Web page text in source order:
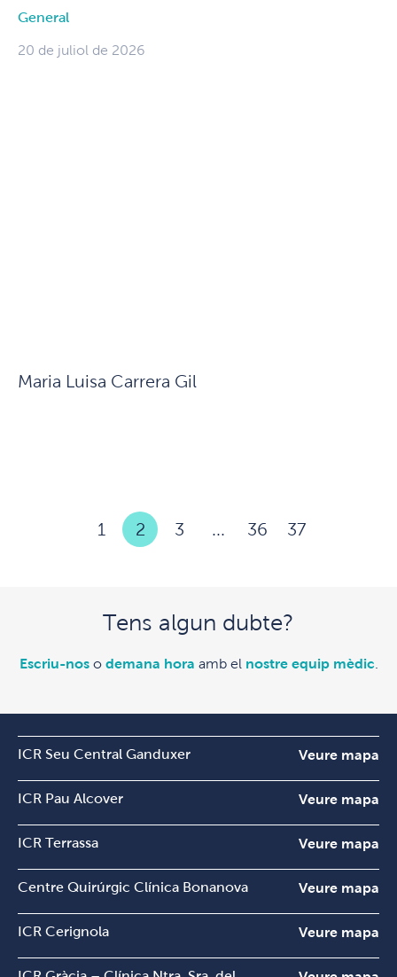
General
20 de juliol de 2026
Maria Luisa Carrera Gil
1 2 3 ... 36 37
Tens algun dubte?
Escriu-noso demana hora amb el nostre equip mèdic.
ICR Seu Central Ganduxer Veure mapa
ICR Pau Alcover Veure mapa
ICR Terrassa Veure mapa
Centre Quirúrgic Clínica Bonanova Veure mapa
ICR Cerignola Veure mapa